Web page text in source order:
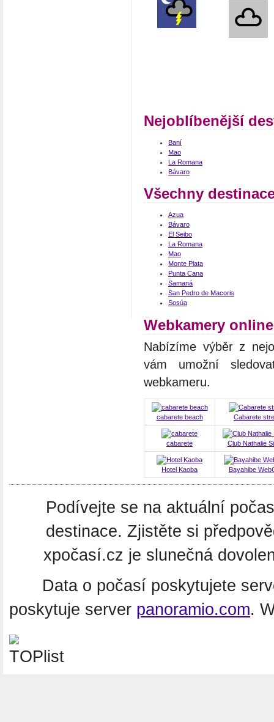
Nejoblíbenější
Baní
Mao
La Romana
Bávaro
Všechny
Azua
Bávaro
El Seibo
La Romana
Mao
Monte Plata
Punta Cana
Samaná
San Pedro de Macoris
Sosúa
Webkamery
Nabízíme výběr z
vám umožní
webkameru.
cabarete beach Cabarete
cabarete Club Nathalie
Hotel Kaoba Bayahibe
Podívejte se na aktuální
destinace. Zjistěte si
xpočasí.cz je slunečná
Data o počasí poskytujete
poskytuje server panoramio.com.